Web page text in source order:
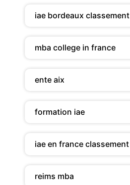
iae bordeaux classement
mba college in france
ente aix
formation iae
iae en france classement
reims mba